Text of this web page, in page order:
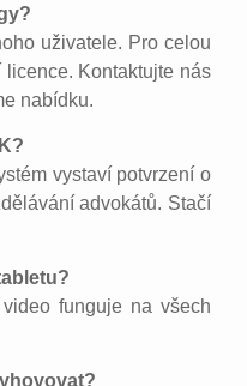
uživatele. Pro celou
Kontaktujte nás
nabídku.
vystaví potvrzení o
advokátů. Stačí
funguje na všech